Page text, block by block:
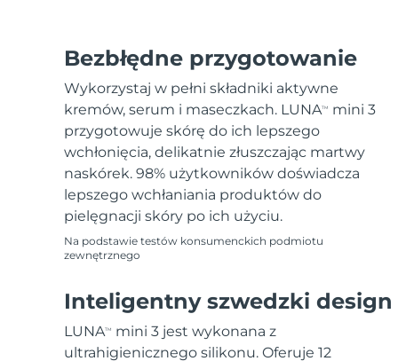
Bezbłędne przygotowanie
Wykorzystaj w pełni składniki aktywne
kremów, serum i maseczkach. LUNATM
mini 3
przygotowuje skórę do ich lepszego
wchłonięcia, delikatnie złuszczając martwy
naskórek. 98% użytkowników doświadcza
lepszego wchłaniania produktów do
pielęgnacji skóry po ich użyciu.
Na podstawie testów konsumenckich podmiotu
zewnętrznego
Inteligentny szwedzki design
LUNATM
mini 3 jest wykonana z
ultrahigienicznego silikonu. Oferuje 12